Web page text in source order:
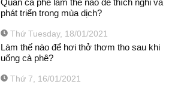
Quán cà phê làm thế nào để thích nghi và
phát triển trong mùa dịch?
Thứ Tuesday, 18/01/2021
Làm thế nào để hơi thở thơm tho sau khi
uống cà phê?
Thứ 7, 16/01/2021